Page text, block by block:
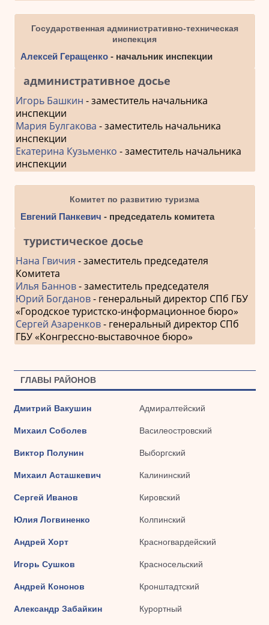
Государственная административно-техническая
инспекция
Алексей Геращенко- начальник инспекции
административное досье
Игорь Башкин - заместитель начальника
инспекции
Мария Булгакова - заместитель начальника
инспекции
Екатерина Кузьменко - заместитель начальника
инспекции
Комитет по развитию туризма
Евгений Панкевич - председатель комитета
туристическое досье
Нана Гвичия - заместитель председателя
Комитета
Илья Баннов- заместитель председателя
Юрий Богданов- генеральный директор СПб ГБУ
«Городское туристско-информационное бюро»
Сергей Азаренков- генеральный директор СПб
ГБУ «Конгрессно-выставочное бюро»
ГЛАВЫ РАЙОНОВ
Дмитрий Вакушин Адмиралтейский
Михаил Соболев Василеостровский
Виктор Полунин Выборгский
Михаил Асташкевич Калининский
Сергей Иванов Кировский
Юлия Логвиненко Колпинский
Андрей Хорт Красногвардейский
Игорь Сушков Красносельский
Андрей Кононов Кронштадтский
Александр Забайкин Курортный